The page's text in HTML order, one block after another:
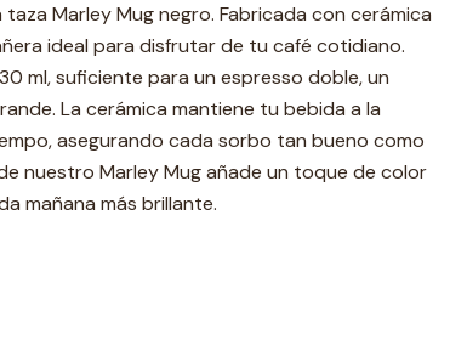
Marley Mug negro. Fabricada con cerámica
ideal para disfrutar de tu café cotidiano.
ml, suficiente para un espresso doble, un
La cerámica mantiene tu bebida a la
asegurando cada sorbo tan bueno como
nuestro Marley Mug añade un toque de color
mañana más brillante.